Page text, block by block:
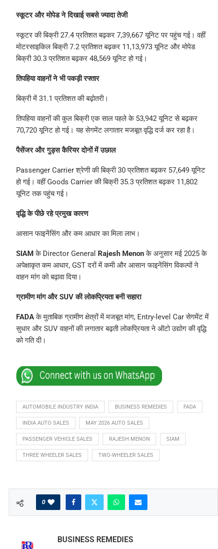
स्कूटर और मोपेड ने दिखाई सबसे ज्यादा तेजी
स्कूटर की बिक्री 27.4 प्रतिशत बढ़कर 7,39,667 यूनिट पर पहुंच गई। वहीं
मोटरसाइकिल बिक्री 7.2 प्रतिशत बढ़कर 11,13,973 यूनिट और मोपेड
बिक्री 30.3 प्रतिशत बढ़कर 48,569 यूनिट हो गई।
तिपहिया वाहनों ने भी पकड़ी रफ्तार
बिक्री में 31.1 प्रतिशत की बढ़ोतरी।
तिपहिया वाहनों की कुल बिक्री एक साल पहले के 53,942 यूनिट से बढ़कर
70,720 यूनिट हो गई। यह सेगमेंट लगातार मजबूत वृद्धि दर्ज कर रहा है।
पैसेंजर और गुड्स कैरियर दोनों में उछाल
Passenger Carrier श्रेणी की बिक्री 30 प्रतिशत बढ़कर 57,649 यूनिट
हो गई। वहीं Goods Carrier की बिक्री 35.3 प्रतिशत बढ़कर 11,802
यूनिट तक पहुंच गई।
वृद्धि के पीछे रहे प्रमुख कारण
आसान फाइनेंसिंग और कम आधार का मिला लाभ।
SIAMके Director General Rajesh Menonके अनुसार मई 2025 के
अपेक्षाकृत कम आधार, GST दरों में कमी और आसान फाइनेंसिंग विकल्पों ने
वाहन मांग को बढ़ावा दिया।
ग्रामीण मांग और SUV की लोकप्रियता बनी सहारा
FADAके मुताबिक ग्रामीण क्षेत्रों में मजबूत मांग, Entry-level Car सेगमेंट में
सुधार और SUV वाहनों की लगातार बढ़ती लोकप्रियता ने ऑटो उद्योग की वृद्धि
को गति दी।
AUTOMOBILE INDUSTRY INDIA BUSINESS REMEDIES FADA
INDIA AUTO SALES MAY 2026 AUTO SALES
PASSENGER VEHICLE SALES RAJESH MENON SIAM
THREE WHEELER SALES TWO-WHEELER SALES
0
BUSINESS REMEDIES